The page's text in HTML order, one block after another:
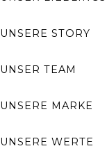
UNSERE STORY
UNSER TEAM
UNSERE MARKE
UNSERE WERTE